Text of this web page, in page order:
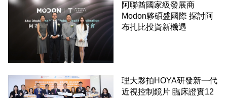
阿聯酋國家級發展商
Modon夥碩盛國際 探討阿
布扎比投資新機遇
理大夥拍HOYA研發新一代
近視控制鏡片 臨床證實12